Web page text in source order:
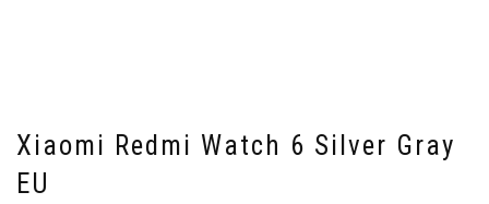
Xiaomi Redmi Watch 6 Silver Gray
EU